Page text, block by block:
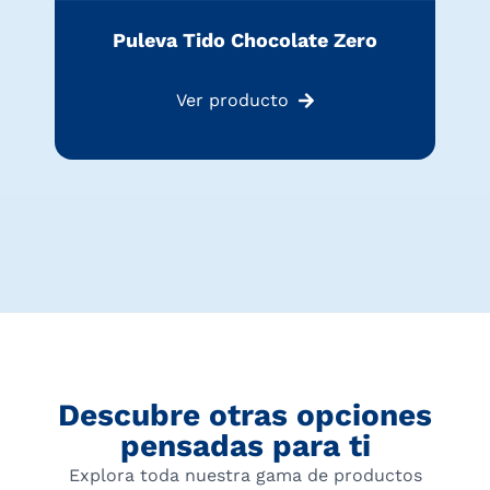
Puleva Tido Chocolate Zero
Ver producto
Descubre otras opciones
pensadas para ti
Explora toda nuestra gama de productos